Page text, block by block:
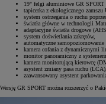
19" felgi aluminiowe GR SPORT
tapicerka z ekologicznego zamszu
system ostrzegania o ruchu
światła główne w technologii
adaptacyjne światła drogowe
system doświetlania zakrętów,
automatyczne
kamera cofania z dynamicznymi
monitor panoramiczny z
kamera monitorującą kierowcę
asystent zmiany pasa ruchu (LCA),
zaawansowany asystent
Wersję GR SPORT można rozszerzyć o